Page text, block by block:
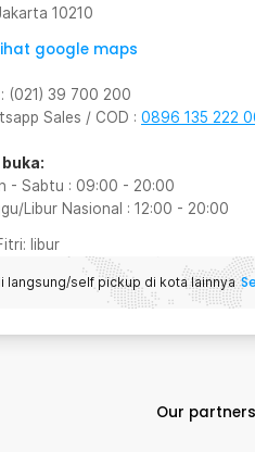
10210
google maps
: (021) 39 700 200
Sales / COD : 0896 135 222
- Sabtu : 09:00 - 20:00
Libur Nasional : 12:00 - 20:00
: libur
langsung/self pickup di kota lainnya
Our partners